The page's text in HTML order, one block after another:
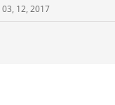
03, 12, 2017